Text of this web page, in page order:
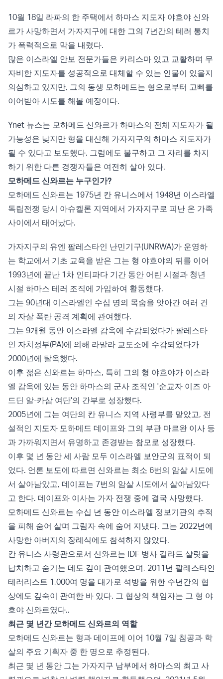
10월 18일 라파의 한 주택에서 하마스 지도자 야흐야 신와
르가 사망하면서 가자지구에 대한 그의 7년간의 테러 통치
가 폭력적으로 막을 내렸다.
많은 이스라엘 안보 전문가들은 카리스마 있고 교활하며 무
자비한 지도자를 성공적으로 대체할 수 있는 인물이 있을지
의심하고 있지만, 그의 동생 모하메드는 형으로부터 고삐를
이어받아 시도를 해볼 예정이다.
Ynet 뉴스는 모하메드 신와르가 하마스의 전체 지도자가 될
가능성은 낮지만 형을 대신해 가자지구의 하마스 지도자가
될 수 있다고 보도했다. 그럼에도 불구하고 그 자리를 차지
하기 위한 다른 경쟁자들은 여전히 살아 있다.
모하메드 신와르는 누구인가?
모하메드 신와르는 1975년 칸 유니스에서 1948년 이스라엘
독립전쟁 당시 아슈켈론 지역에서 가자지구로 피난 온 가족
사이에서 태어났다.
가자지구의 유엔 팔레스타인 난민기구(UNRWA)가 운영하
는 학교에서 기초 교육을 받은 그는 형 야흐야의 뒤를 이어
1993년에 끝난 1차 인티파다 기간 동안 어린 시절과 청년
시절 하마스 테러 조직에 가입하여 활동했다.
그는 90년대 이스라엘인 수십 명의 목숨을 앗아간 여러 건
의 자살 폭탄 공격 계획에 관여했다.
그는 9개월 동안 이스라엘 감옥에 수감되었다가 팔레스타
인 자치정부(PA)에 의해 라말라 교도소에 수감되었다가
2000년에 탈옥했다.
이후 젊은 신와르는 하마스, 특히 그의 형 야흐야가 이스라
엘 감옥에 있는 동안 하마스의 군사 조직인 '순교자 이즈 아
드딘 알-카삼 여단'의 간부로 성장했다.
2005년에 그는 여단의 칸 유니스 지역 사령부를 맡았고, 전
설적인 지도자 모하메드 데이프와 그의 부관 마르완 이사 등
과 가까워지면서 유명하고 존경받는 참모로 성장했다.
이후 몇 년 동안 세 사람 모두 이스라엘 보안군의 표적이 되
었다. 언론 보도에 따르면 신와르는 최소 6번의 암살 시도에
서 살아남았고, 데이프는 7번의 암살 시도에서 살아남았다
고 한다. 데이프와 이사는 가자 전쟁 중에 결국 사망했다.
모하메드 신와르는 수십 년 동안 이스라엘 정보기관의 추적
을 피해 숨어 살며 그림자 속에 숨어 지냈다. 그는 2022년에
사망한 아버지의 장례식에도 참석하지 않았다.
칸 유니스 사령관으로서 신와르는 IDF 병사 길라드 샬릿을
납치하고 숨기는 데도 깊이 관여했으며, 2011년 팔레스타인
테러리스트 1,000여 명을 대가로 석방을 위한 수년간의 협
상에도 깊숙이 관여한 바 있다. 그 협상의 책임자는 그 형 야
흐야 신와르였다..
최근 몇 년간 모하메드 신와르의 역할
모하메드 신와르는 형과 데이프에 이어 10월 7일 침공과 학
살의 주요 기획자 중 한 명으로 추정된다.
최근 몇 년 동안 그는 가자지구 남부에서 하마스의 최고 사